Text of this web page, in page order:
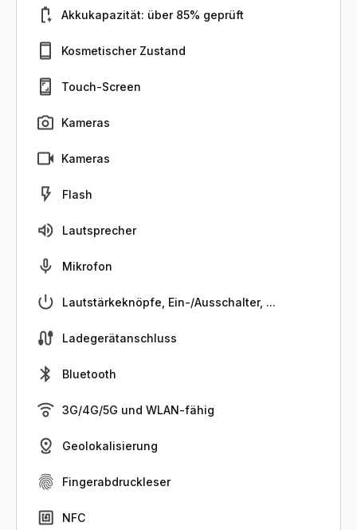
Akkukapazität: über 85% geprüft
Kosmetischer Zustand
Touch-Screen
Kameras
Kameras
Flash
Lautsprecher
Mikrofon
Lautstärkeknöpfe, Ein-/Ausschalter, ...
Ladegerätanschluss
Bluetooth
3G/4G/5G und WLAN-fähig
Geolokalisierung
Fingerabdruckleser
NFC